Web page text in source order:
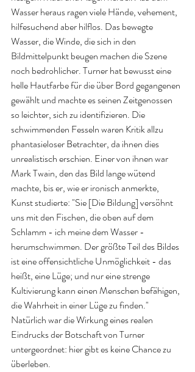
Wasser heraus ragen viele Hände, vehement,
hilfesuchend aber hilflos. Das bewegte
Wasser, die Winde, die sich in den
Bildmittelpunkt beugen machen die Szene
noch bedrohlicher. Turner hat bewusst eine
helle Hautfarbe für die über Bord gegangenen
gewählt und machte es seinen Zeitgenossen
so leichter, sich zu identifizieren. Die
schwimmenden Fesseln waren Kritik allzu
phantasieloser Betrachter, da ihnen dies
unrealistisch erschien. Einer von ihnen war
Mark Twain, den das Bild lange wütend
machte, bis er, wie er ironisch anmerkte,
Kunst studierte: "Sie [Die Bildung] versöhnt
uns mit den Fischen, die oben auf dem
Schlamm - ich meine dem Wasser -
herumschwimmen. Der größte Teil des Bildes
ist eine offensichtliche Unmöglichkeit - das
heißt, eine Lüge; und nur eine strenge
Kultivierung kann einen Menschen befähigen,
die Wahrheit in einer Lüge zu finden."
Natürlich war die Wirkung eines realen
Eindrucks der Botschaft von Turner
untergeordnet: hier gibt es keine Chance zu
überleben.